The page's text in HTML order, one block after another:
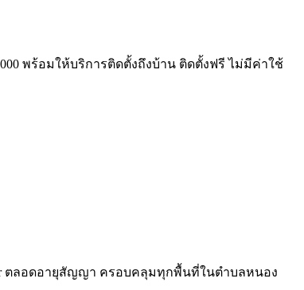
พร้อมให้บริการติดตั้งถึงบ้าน ติดตั้งฟรี ไม่มีค่าใช้
ตลอดอายุสัญญา ครอบคลุมทุกพื้นที่ในตำบลหนอง